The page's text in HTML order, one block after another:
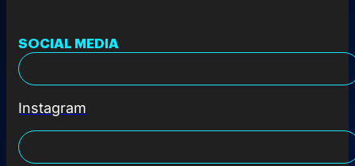
SOCIAL MEDIA
Instagram